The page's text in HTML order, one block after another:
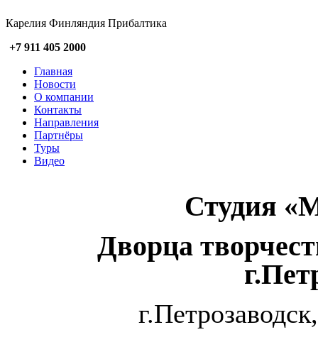
Карелия Финляндия Прибалтика
+7 911 405 2000
Главная
Новости
О компании
Контакты
Направления
Партнёры
Туры
Видео
Студия
Дворца